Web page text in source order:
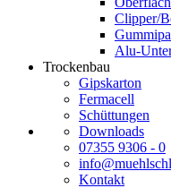
Clipper/
Alu-
Trockenbau
Gipskarton
Fermacell
Schüttungen
Downloads
07355 9306 - 0
Kontakt